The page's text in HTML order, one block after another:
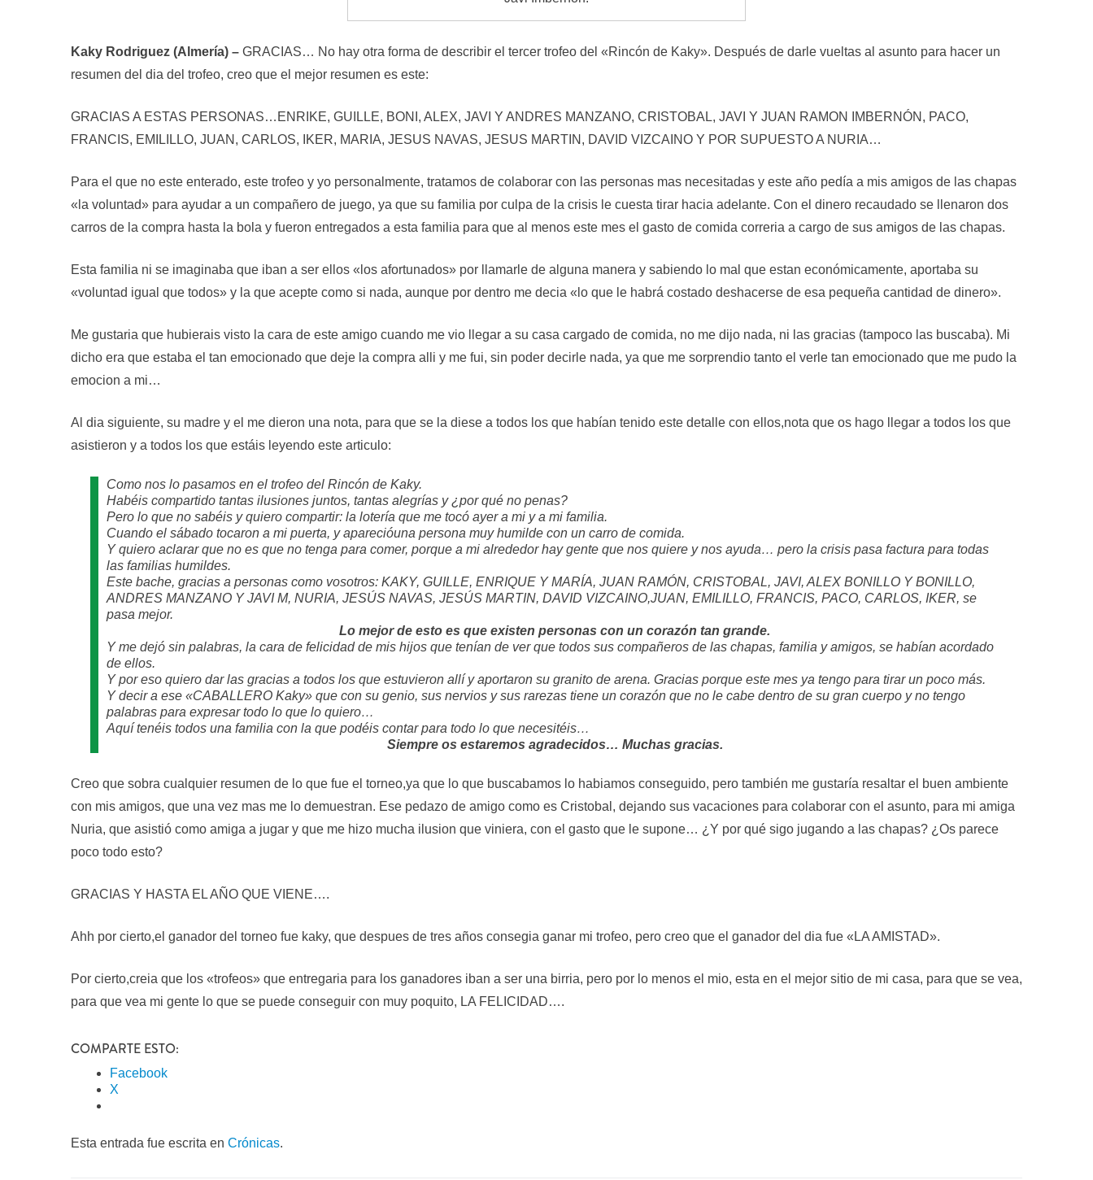
Kaky Rodriguez (Almería) – GRACIAS… No hay otra forma de describir el tercer trofeo del «Rincón de Kaky». Después de darle vueltas al asunto para hacer un
resumen del dia del trofeo, creo que el mejor resumen es este:
GRACIAS A ESTAS PERSONAS…ENRIKE, GUILLE, BONI, ALEX, JAVI Y ANDRES MANZANO, CRISTOBAL, JAVI Y JUAN RAMON IMBERNÓN, PACO,
FRANCIS, EMILILLO, JUAN, CARLOS, IKER, MARIA, JESUS NAVAS, JESUS MARTIN, DAVID VIZCAINO Y POR SUPUESTO A NURIA…
Para el que no este enterado, este trofeo y yo personalmente, tratamos de colaborar con las personas mas necesitadas y este año pedía a mis amigos de las chapas
«la voluntad» para ayudar a un compañero de juego, ya que su familia por culpa de la crisis le cuesta tirar hacia adelante. Con el dinero recaudado se llenaron dos
carros de la compra hasta la bola y fueron entregados a esta familia para que al menos este mes el gasto de comida correria a cargo de sus amigos de las chapas.
Esta familia ni se imaginaba que iban a ser ellos «los afortunados» por llamarle de alguna manera y sabiendo lo mal que estan económicamente, aportaba su
«voluntad igual que todos» y la que acepte como si nada, aunque por dentro me decia «lo que le habrá costado deshacerse de esa pequeña cantidad de dinero».
Me gustaria que hubierais visto la cara de este amigo cuando me vio llegar a su casa cargado de comida, no me dijo nada, ni las gracias (tampoco las buscaba). Mi
dicho era que estaba el tan emocionado que deje la compra alli y me fui, sin poder decirle nada, ya que me sorprendio tanto el verle tan emocionado que me pudo la
emocion a mi…
Al dia siguiente, su madre y el me dieron una nota, para que se la diese a todos los que habían tenido este detalle con ellos,nota que os hago llegar a todos los que
asistieron y a todos los que estáis leyendo este articulo:
Como nos lo pasamos en el trofeo del Rincón de Kaky.
Habéis compartido tantas ilusiones juntos, tantas alegrías y ¿por qué no penas?
Pero lo que no sabéis y quiero compartir: la lotería que me tocó ayer a mi y a mi familia.
Cuando el sábado tocaron a mi puerta, y aparecióuna persona muy humilde con un carro de comida.
Y quiero aclarar que no es que no tenga para comer, porque a mi alrededor hay gente que nos quiere y nos ayuda… pero la crisis pasa factura para todas
las familias humildes.
Este bache, gracias a personas como vosotros: KAKY, GUILLE, ENRIQUE Y MARÍA, JUAN RAMÓN, CRISTOBAL, JAVI, ALEX BONILLO Y BONILLO,
ANDRES MANZANO Y JAVI M, NURIA, JESÚS NAVAS, JESÚS MARTIN, DAVID VIZCAINO,JUAN, EMILILLO, FRANCIS, PACO, CARLOS, IKER, se
pasa mejor.
Lo mejor de esto es que existen personas con un corazón tan grande.
Y me dejó sin palabras, la cara de felicidad de mis hijos que tenían de ver que todos sus compañeros de las chapas, familia y amigos, se habían acordado
de ellos.
Y por eso quiero dar las gracias a todos los que estuvieron allí y aportaron su granito de arena. Gracias porque este mes ya tengo para tirar un poco más.
Y decir a ese «CABALLERO Kaky» que con su genio, sus nervios y sus rarezas tiene un corazón que no le cabe dentro de su gran cuerpo y no tengo
palabras para expresar todo lo que lo quiero…
Aquí tenéis todos una familia con la que podéis contar para todo lo que necesitéis…
Siempre os estaremos agradecidos… Muchas gracias.
Creo que sobra cualquier resumen de lo que fue el torneo,ya que lo que buscabamos lo habiamos conseguido, pero también me gustaría resaltar el buen ambiente
con mis amigos, que una vez mas me lo demuestran. Ese pedazo de amigo como es Cristobal, dejando sus vacaciones para colaborar con el asunto, para mi amiga
Nuria, que asistió como amiga a jugar y que me hizo mucha ilusion que viniera, con el gasto que le supone… ¿Y por qué sigo jugando a las chapas? ¿Os parece
poco todo esto?
GRACIAS Y HASTA EL AÑO QUE VIENE….
Ahh por cierto,el ganador del torneo fue kaky, que despues de tres años consegia ganar mi trofeo, pero creo que el ganador del dia fue «LA AMISTAD».
Por cierto,creia que los «trofeos» que entregaria para los ganadores iban a ser una birria, pero por lo menos el mio, esta en el mejor sitio de mi casa, para que se vea,
para que vea mi gente lo que se puede conseguir con muy poquito, LA FELICIDAD….
COMPARTE ESTO:
Facebook
X
Esta entrada fue escrita en Crónicas.